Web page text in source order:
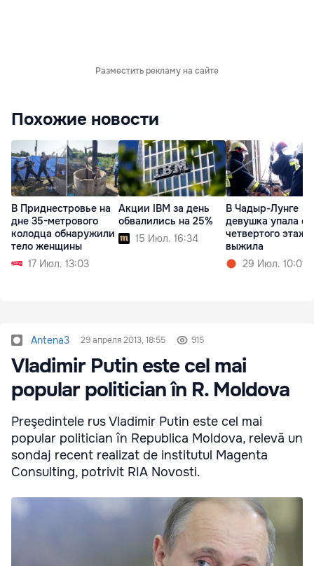
Разместить рекламу на сайте
Похожие новости
В Приднестровье на
дне 35-метрового
колодца обнаружили
тело женщины
17 Июл. 13:03
Акции IBM за день
обвалились на 25%
15 Июл. 16:34
В Чадыр-Лунге
девушка упала с
четвертого
выжила
29 Июл. 10:01
Antena3 29 апреля 2013, 18:55 915
Vladimir Putin este cel mai
popular politician în R. Moldova
Preşedintele rus Vladimir Putin este cel mai
popular politician în Republica Moldova, relevă un
sondaj recent realizat de institutul Magenta
Consulting, potrivit RIA Novosti.